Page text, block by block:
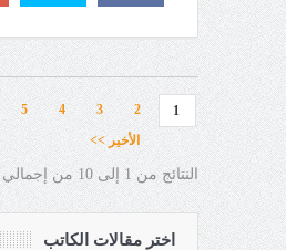
1
2
3
4
5
الأخير >>
النتائج من 1 إلى 10 من إجمالي 51
اختر مقالات الكاتب